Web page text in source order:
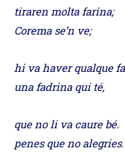
tiraren
Corema se’n ve;
hi va haver
una fadrina qui té,
que no li
penes que no alegries.